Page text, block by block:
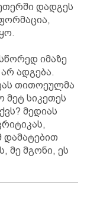
დადგეს
იმაზე
ადგება.
თითოეულმა
მეტ სიკეთეს
მედიას
დამატებით
მე მგონი, ეს